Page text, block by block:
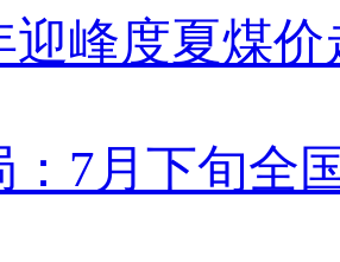
迎峰度夏煤价
：7月下旬全